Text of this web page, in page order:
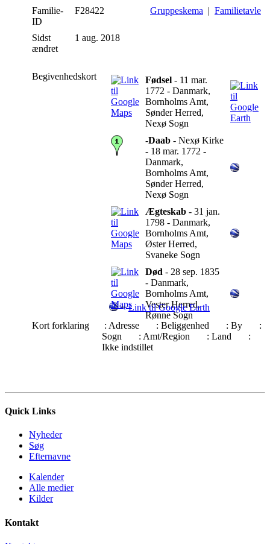
Familie-
ID
F28422 Gruppeskema | Familietavle
Sidst
ændret
1 aug. 2018
Begivenhedskort Fødsel - 11 mar.
1772 - Danmark,
Bornholms Amt,
Sønder Herred,
Nexø Sogn
-Daab - Nexø Kirke
- 18 mar. 1772 -
Danmark,
Bornholms Amt,
Sønder Herred,
Nexø Sogn
Ægteskab - 31 jan.
1798 - Danmark,
Bornholms Amt,
Øster Herred,
Svaneke Sogn
Død - 28 sep. 1835
- Danmark,
Bornholms Amt,
Vester Herred,
Rønne Sogn
=Link til Google Earth
Kort forklaring
: Adresse : Beliggenhed : By
:
Sogn
: Amt/Region : Land
:
Ikke indstillet
Quick Links
Nyheder
Søg
Efternavne
Kalender
Alle medier
Kilder
Kontakt